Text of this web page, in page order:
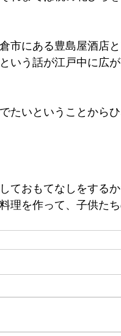
市にある豊島屋酒店
いう話が江戸中に広
たいということから
ておもてなしをするか
理を作って、子供た